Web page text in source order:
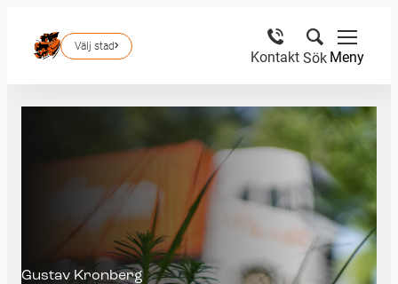
Välj stad
Kontakt Sök Meny
Gustav Kronberg